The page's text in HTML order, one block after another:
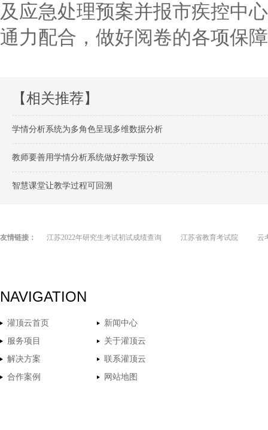
及应急处理预案并报市疾控中
通力配合，做好阅卷的各项保
【相关推荐】
学情分析系统为多角色呈现多维数据分析
教师要善用学情分析系统做好教学预设
智慧课堂让教学过程可回溯
友情链接： 江苏2022年研究生考试初试成绩查询 江苏省教育考试院 云
NAVIGATION
灌顶云首页
新闻中心
服务项目
关于灌顶云
解决方案
联系灌顶云
合作案例
网站地图